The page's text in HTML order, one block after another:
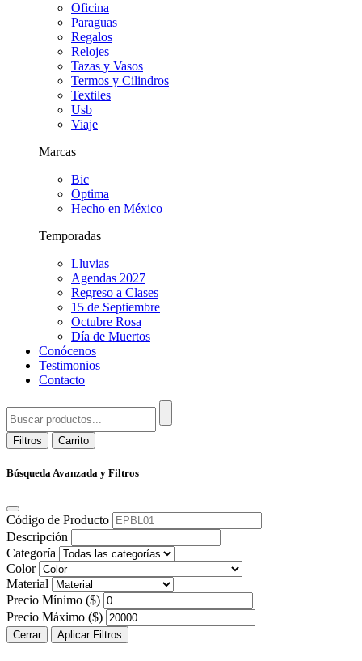
Oficina
Paraguas
Regalos
Relojes
Tazas y Vasos
Termos y Cilindros
Textiles
Usb
Viaje
Marcas
Bic
Optima
Hecho en México
Temporadas
Lluvias
Agendas 2027
Regreso a Clases
15 de Septiembre
Octubre Rosa
Día de Muertos
Conócenos
Testimonios
Contacto
Filtros Carrito
Búsqueda Avanzada y Filtros
Código de Producto
Descripción
Categoría
Color
Material
Precio Mínimo ($)
Precio Máximo ($)
Cerrar Aplicar Filtros